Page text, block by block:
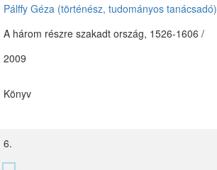
Pálffy Géza (történész, tudományos tanácsadó)
A három részre szakadt ország, 1526-1606 /
2009
Könyv
6.